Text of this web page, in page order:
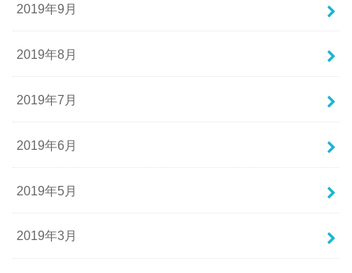
2019年9月
2019年8月
2019年7月
2019年6月
2019年5月
2019年3月